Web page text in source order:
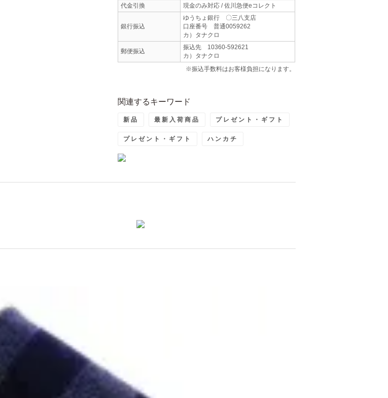
代金引換
現金のみ対応 / 佐川急便eコレクト
銀行振込
ゆうちょ銀行 〇三八支店
口座番号 普通0059262
カ）タナクロ
郵便振込
振込先 10360-592621
カ）タナクロ
※振込手数料はお客様負担になります。
関連するキーワード
新品 最新入荷商品 プレゼント・ギフト
プレゼント・ギフト ハンカチ